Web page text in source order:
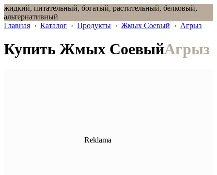
жидкий, питательный, богатый, растительный, белковый,
альтернативный
Главная › Каталог › Продукты › Жмых Соевый › Агрыз
Купить Жмых СоевыйАгрыз